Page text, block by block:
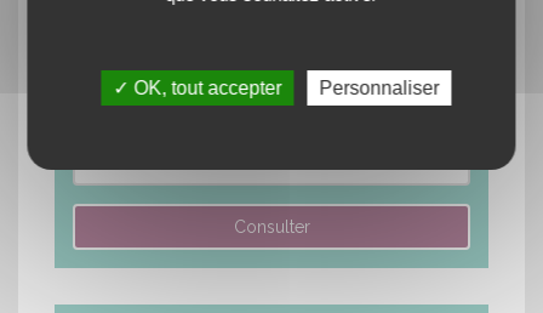
✓ OK, tout accepter Personnaliser